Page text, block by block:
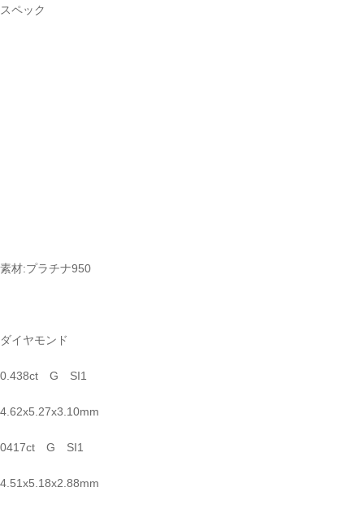
スペック
素材:プラチナ950
ダイヤモンド
0.438ct G SI1
4.62x5.27x3.10mm
0417ct G SI1
4.51x5.18x2.88mm